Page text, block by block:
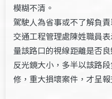
模糊不清。
駕駛人為省事或不了解負
交通工程管理處陳姓職員
量該路口的視線距離是否
反光鏡大小，多半以該路
修，重大損壞案件，才呈報